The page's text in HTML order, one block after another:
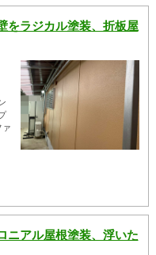
をラジカル塗装、折板屋
ァ
ニアル屋根塗装、浮いた